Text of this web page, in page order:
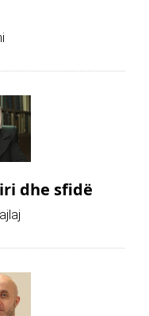
dhe sfidë